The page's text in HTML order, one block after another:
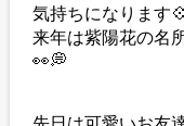
気持ちになります
来年は紫陽花の名
👀💭